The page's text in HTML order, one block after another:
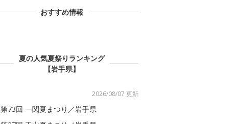
おすすめ情報
夏の人気夏祭りランキング
【岩手県】
2026/08/07 更新
第73回 一関夏まつり／岩手県